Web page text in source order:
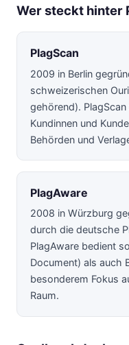
Wer steckt hinter
PlagScan
2009 in Berlin
schweizerischen
gehörend).
Kundinnen und
Behörden und
PlagAware
2008 in Würzburg
durch die deutsche
PlagAware bedient
Document) als auch
besonderem Fokus
Raum.